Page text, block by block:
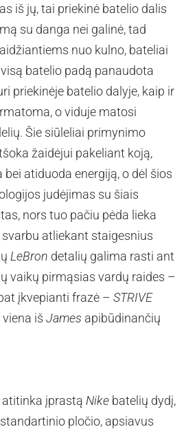
iš jų, tai priekinė batelio dalis
su danga nei galinė, tad
nuo kulno, bateliai
batelio padą panaudota
priekinėje batelio dalyje, kaip ir
o viduje matosi
Šie siūleliai primynimo
žaidėjui pakeliant koją,
atiduoda energiją, o dėl šios
judėjimas su šiais
nors tuo pačiu pėda lieka
atliekant staigesnius
LeBron detalių galima rasti ant
vaikų pirmąsias vardų raides –
įkvepianti frazė – STRIVE
viena iš James apibūdinančių
įprastą Nike batelių dydį,
pločio, apsiavus